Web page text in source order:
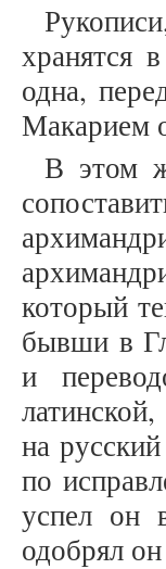
хранятся
одна,
Макарием
В этом
который
бывши в
и
на
по
успел он
одобрял